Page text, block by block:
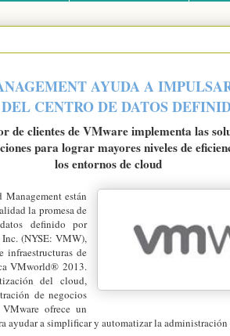
AYUDA A
CENTRO DE DATOS
de clientes de VMware implementa las
para lograr mayores niveles de
los entornos de cloud
están
la promesa de
definido por
(NYSE: VMW),
de
VMworld® 2013.
del cloud,
de negocios
ofrece un
ayudar a simplificar y automatizar la